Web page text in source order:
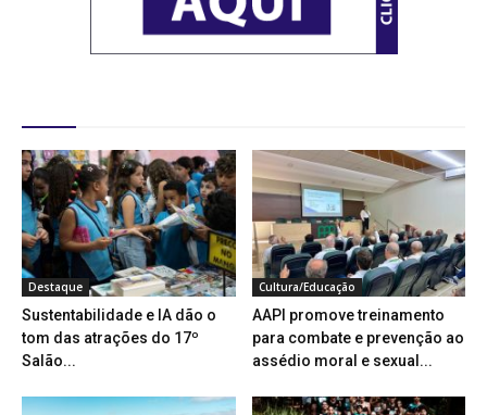
Destaque
Sustentabilidade e IA dão o
tom das atrações do 17º
Salão...
Cultura/Educação
AAPI promove treinamento
para combate e prevenção ao
assédio moral e sexual...